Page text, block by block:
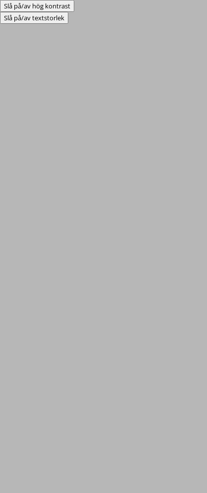
Slå på/av hög kontrast
Slå på/av textstorlek